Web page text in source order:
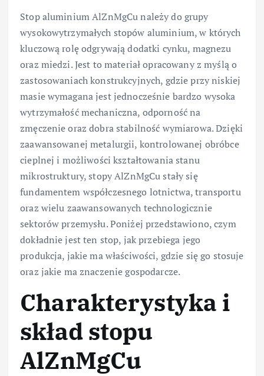
Stop aluminium AlZnMgCu należy do grupy
wysokowytrzymałych stopów aluminium, w których
kluczową rolę odgrywają dodatki cynku, magnezu
oraz miedzi. Jest to materiał opracowany z myślą o
zastosowaniach konstrukcyjnych, gdzie przy niskiej
masie wymagana jest jednocześnie bardzo wysoka
wytrzymałość mechaniczna, odporność na
zmęczenie oraz dobra stabilność wymiarowa. Dzięki
zaawansowanej metalurgii, kontrolowanej obróbce
cieplnej i możliwości kształtowania stanu
mikrostruktury, stopy AlZnMgCu stały się
fundamentem współczesnego lotnictwa, transportu
oraz wielu zaawansowanych technologicznie
sektorów przemysłu. Poniżej przedstawiono, czym
dokładnie jest ten stop, jak przebiega jego
produkcja, jakie ma właściwości, gdzie się go stosuje
oraz jakie ma znaczenie gospodarcze.
Charakterystyka i
skład stopu
AlZnMgCu